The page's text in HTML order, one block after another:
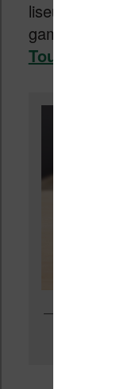
liseuses
gamme (
Touch HD
Sony dpt-